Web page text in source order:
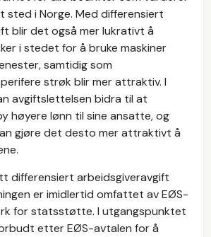
sted i Norge. Med differensiert
blir det også mer lukrativt å
i stedet for å bruke maskiner
samtidig som
strøk blir mer attraktiv. I
avgiftslettelsen bidra til at
høyere lønn til sine ansatte, og
gjøre det desto mer attraktivt å
differensiert arbeidsgiveravgift
er imidlertid omfattet av EØS-
for statsstøtte. I utgangspunktet
etter EØS-avtalen for å